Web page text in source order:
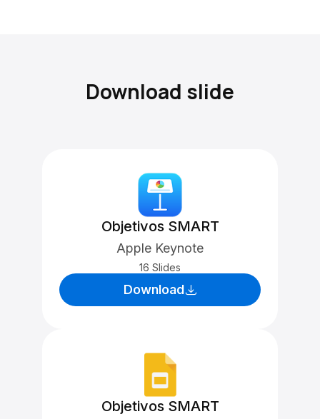
Download slide
Objetivos SMART
Apple Keynote
16 Slides
Download
Objetivos SMART